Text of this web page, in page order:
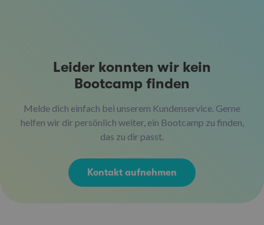
Leider konnten wir kein
Bootcamp finden
Melde dich einfach bei unserem Kundenservice. Gerne
helfen wir dir persönlich weiter, ein Bootcamp zu finden,
das zu dir passt.
Kontakt aufnehmen